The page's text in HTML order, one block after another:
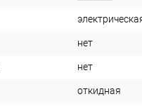
нет
нет
откидная